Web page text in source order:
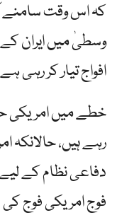
کہ اس وقت
وسطیٰ میں ایران کے
افواج تیار کر رہی
خطے میں امریکی
رہے ہیں، حالانکہ
دفاعی نظام کے
فوج امریکی فوج